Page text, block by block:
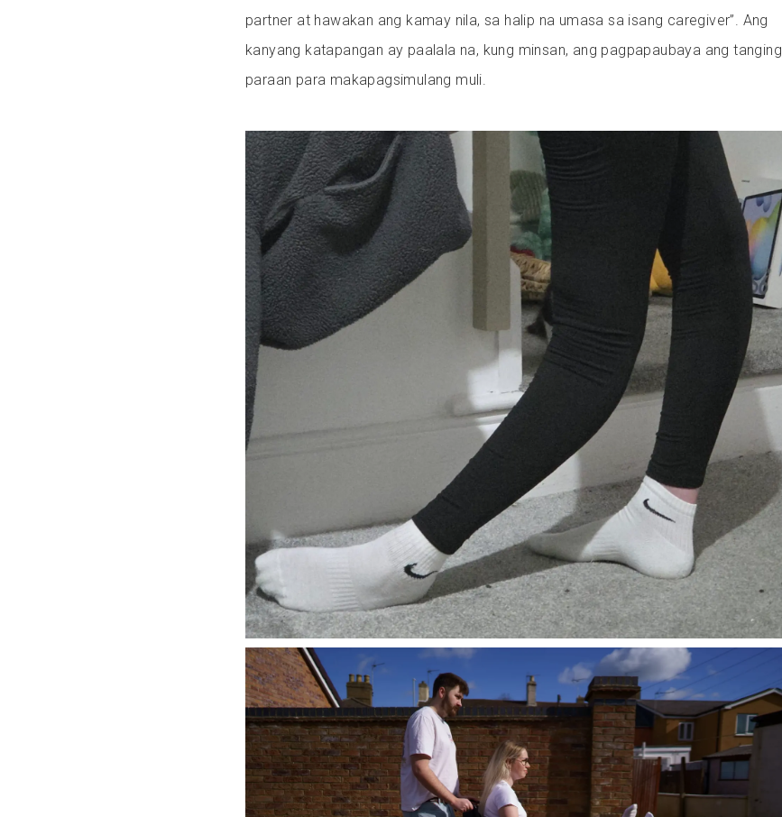
partner at hawakan ang kamay nila, sa halip na umasa sa isang caregiver”. Ang
kanyang katapangan ay paalala na, kung minsan, ang pagpapaubaya ang tanging
paraan para makapagsimulang muli.